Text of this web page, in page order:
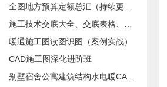
暖通施工图读图识图（案例实战）
CAD施工图深化进阶班